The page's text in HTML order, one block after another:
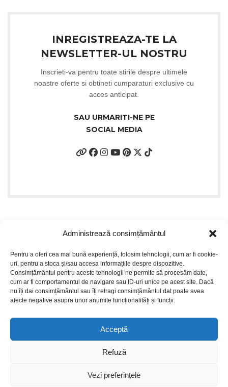
Administrează consimțământul
Pentru a oferi cea mai bună experiență, folosim tehnologii, cum ar fi cookie-
uri, pentru a stoca și/sau accesa informațiile despre dispozitive.
Consimțământul pentru aceste tehnologii ne permite să procesăm date,
cum ar fi comportamentul de navigare sau ID-uri unice pe acest site. Dacă
nu îți dai consimțământul sau îți retragi consimțământul dat poate avea
afecte negative asupra unor anumite funcționalități și funcții.
Acceptă
Refuză
Vezi preferințele
INREGISTREAZA-TE LA
NEWSLETTER-UL NOSTRU
Inscrieti-va pentru toate stirile despre ultimele
noastre oferte si obtineti cumparaturi exclusive cu
acces anticipat.
SAU URMARITI-NE PE
SOCIAL MEDIA
INFORMATII UTILE
PLATI SIGURE PRIN MOBILPAY
Design by ZENOStheme 2024.
Magazin
Filters